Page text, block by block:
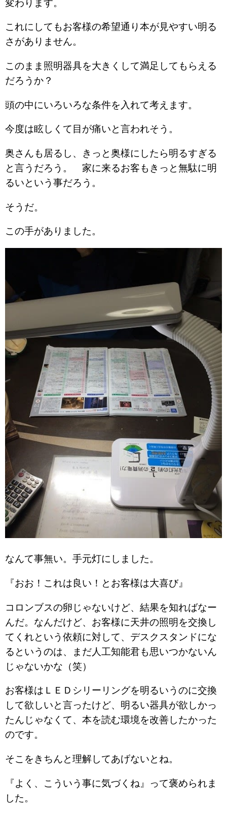
変わります。
これにしてもお客様の希望通り本が見やすい明る
さがありません。
このまま照明器具を大きくして満足してもらえる
だろうか？
頭の中にいろいろな条件を入れて考えます。
今度は眩しくて目が痛いと言われそう。
奥さんも居るし、きっと奥様にしたら明るすぎる
と言うだろう。 家に来るお客もきっと無駄に明
るいという事だろう。
そうだ。
この手がありました。
なんて事無い。手元灯にしました。
『おお！これは良い！とお客様は大喜び』
コロンブスの卵じゃないけど、結果を知ればなー
んだ。なんだけど、お客様に天井の照明を交換し
てくれという依頼に対して、デスクスタンドにな
るというのは、まだ人工知能君も思いつかないん
じゃないかな（笑）
お客様はＬＥＤシリーリングを明るいうのに交換
して欲しいと言ったけど、明るい器具が欲しかっ
たんじゃなくて、本を読む環境を改善したかった
のです。
そこをきちんと理解してあげないとね。
『よく、こういう事に気づくね』って褒められま
した。